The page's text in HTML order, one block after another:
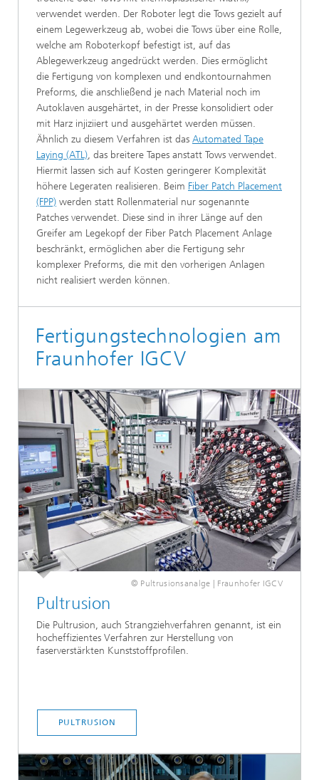
verwendet werden. Der Roboter legt die Tows gezielt auf
einem Legewerkzeug ab, wobei die Tows über eine Rolle,
welche am Roboterkopf befestigt ist, auf das
Ablegewerkzeug angedrückt werden. Dies ermöglicht
die Fertigung von komplexen und endkontournahmen
Preforms, die anschließend je nach Material noch im
Autoklaven ausgehärtet, in der Presse konsolidiert oder
mit Harz injiziiert und ausgehärtet werden müssen.
Ähnlich zu diesem Verfahren ist das Automated Tape
Laying (ATL), das breitere Tapes anstatt Tows verwendet.
Hiermit lassen sich auf Kosten geringerer Komplexität
höhere Legeraten realisieren. Beim Fiber Patch Placement
(FPP) werden statt Rollenmaterial nur sogenannte
Patches verwendet. Diese sind in ihrer Länge auf den
Greifer am Legekopf der Fiber Patch Placement Anlage
beschränkt, ermöglichen aber die Fertigung sehr
komplexer Preforms, die mit den vorherigen Anlagen
nicht realisiert werden können.
Fertigungstechnologien am
Fraunhofer IGCV
© Pultrusionsanalge | Fraunhofer IGCV
Pultrusion
Die Pultrusion, auch Strangziehverfahren genannt, ist ein
hocheffizientes Verfahren zur Herstellung von
faserverstärkten Kunststoffprofilen.
PULTRUSION